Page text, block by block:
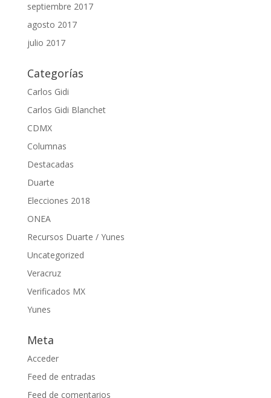
septiembre 2017
agosto 2017
julio 2017
Categorías
Carlos Gidi
Carlos Gidi Blanchet
CDMX
Columnas
Destacadas
Duarte
Elecciones 2018
ONEA
Recursos Duarte / Yunes
Uncategorized
Veracruz
Verificados MX
Yunes
Meta
Acceder
Feed de entradas
Feed de comentarios